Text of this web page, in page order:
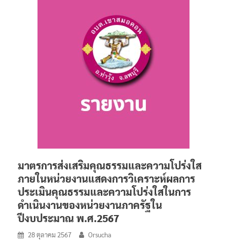
มาตรการส่งเสริมคุณธรรมและความโปร่งใส
ภายในหน่วยงานแสดงการวิเคราะห์ผลการ
ประเมินคุณธรรมและความโปร่งใสในการ
ดำเนินงานของหน่วยงานภาครัฐใน
ปีงบประมาณ พ.ศ.2567
28 ตุลาคม 2567 Orsucha